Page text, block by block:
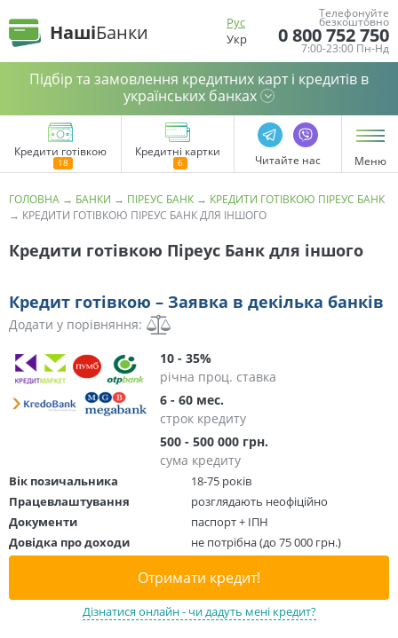
НашіБанки
Рус
Укр
Телефонуйте
безкоштовно
0 800 752 750
7:00-23:00 Пн-Нд
Підбір та замовлення кредитних карт і кредитів в
українських банках
Кредити готівкою Кредитні картки
Читайте нас Меню
ГОЛОВНА → БАНКИ → ПІРЕУС БАНК → КРЕДИТИ ГОТІВКОЮ ПІРЕУС БАНК
→ КРЕДИТИ ГОТІВКОЮ ПІРЕУС БАНК ДЛЯ ІНШОГО
Кредити готівкою Піреус Банк для іншого
Кредит готівкою – Заявка в декілька банків
Додати у порівняння:
10 - 35%
річна проц. ставка
6 - 60 мес.
строк кредиту
500 - 500 000 грн.
сума кредиту
Вік позичальника
18-75 років
Працевлаштування
розглядають неофіційно
Документи
паспорт + ІПН
Довідка про доходи
не потрібна (до 75 000 грн.)
Отримати кредит!
Дізнатися онлайн - чи дадуть мені кредит?